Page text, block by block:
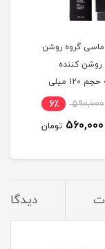
گروه روشن
روشن کننده
شماره 0.00 حجم 120 میلی
590,000 6٪
560,000 تومان